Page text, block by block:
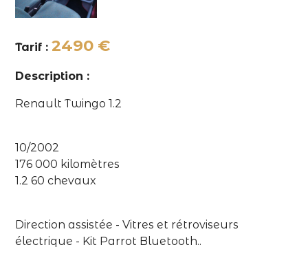
Tarif : 2490 €
Description :
Renault Twingo 1.2
10/2002
176 000 kilomètres
1.2 60 chevaux
Direction assistée - Vitres et rétroviseurs
électrique - Kit Parrot Bluetooth..